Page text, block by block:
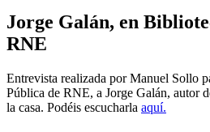
Jorge Galán, en
RNE
Entrevista realizada por Manuel Sollo
Pública de RNE, a Jorge Galán, autor
la casa. Podéis escucharla aquí.